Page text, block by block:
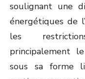
soulignant une
énergétiques de
les
principalement
sous sa forme